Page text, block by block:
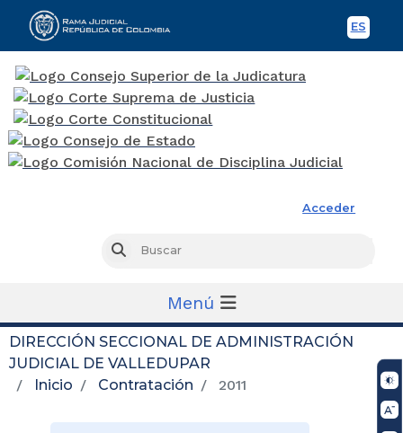
ES
Acceder
Buscar
Menú
DIRECCIÓN SECCIONAL DE ADMINISTRACIÓN
JUDICIAL DE VALLEDUPAR
Inicio
Contratación 2011